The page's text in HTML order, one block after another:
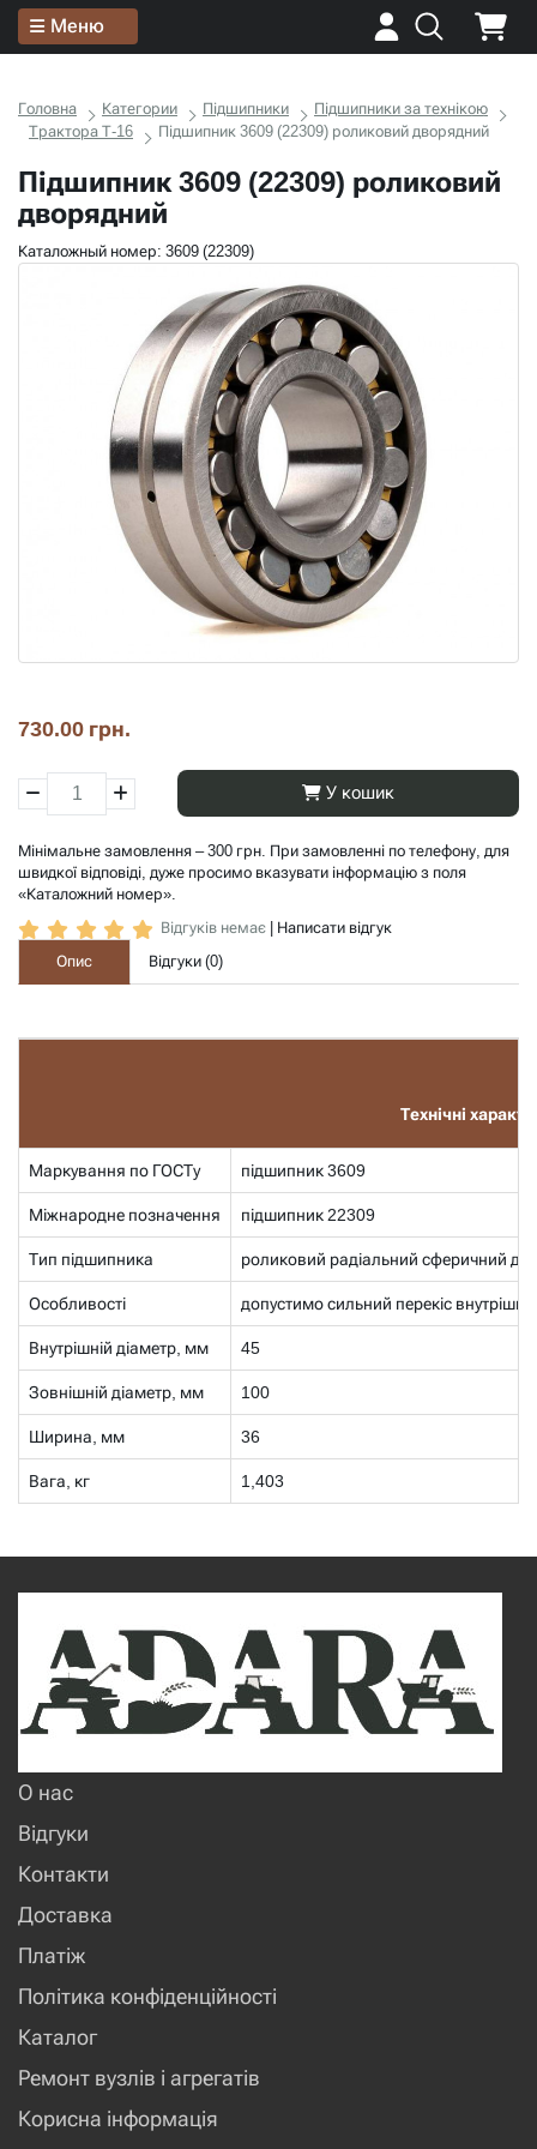
Меню
Головна Категории Підшипники
Підшипники за технікою
Трактора Т-16
Підшипник 3609 (22309) роликовий дворядний
Підшипник 3609 (22309) роликовий
дворядний
Каталожный номер: 3609 (22309)
730.00 грн.
У кошик
Мінімальне замовлення – 300 грн. При замовленні по телефону, для
швидкої відповіді, дуже просимо вказувати інформацію з поля
«Каталожний номер».
Відгуків немає
Написати відгук
Опис
Відгуки (0)
Технічні
Маркування по ГОСТу підшипник 3609
Міжнародне позначення підшипник 22309
Тип підшипника роликовий радіальний сферичний
Особливості допустимо сильний перекіс
Внутрішній діаметр, мм 45
Зовнішній діаметр, мм 100
Ширина, мм 36
Вага, кг 1,403
О нас
Відгуки
Контакти
Доставка
Платіж
Політика конфіденційності
Каталог
Ремонт вузлів і агрегатів
Корисна інформація